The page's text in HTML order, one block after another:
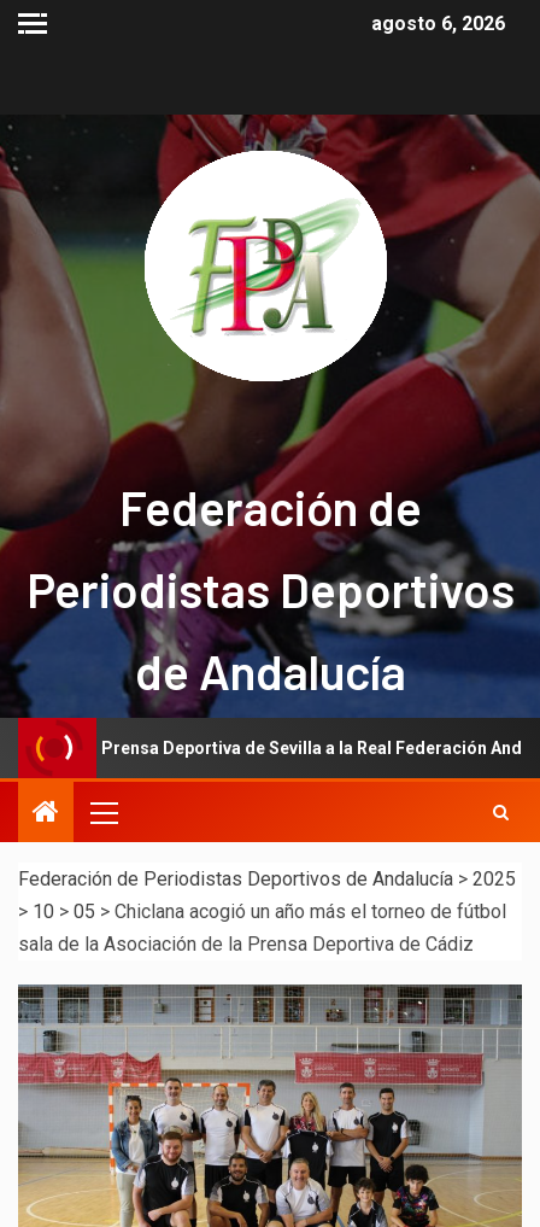
agosto 6, 2026
Federación de
Periodistas Deportivos
de Andalucía
Prensa Deportiva de Sevilla a la Real Federación Andaluza de
Federación de Periodistas Deportivos de Andalucía > 2025
> 10 > 05 > Chiclana acogió un año más el torneo de fútbol
sala de la Asociación de la Prensa Deportiva de Cádiz